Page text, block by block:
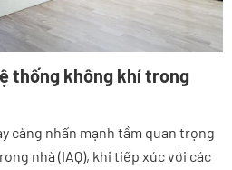
thống không khí trong
càng nhấn mạnh tầm quan trọng
nhà (IAQ), khi tiếp xúc với các